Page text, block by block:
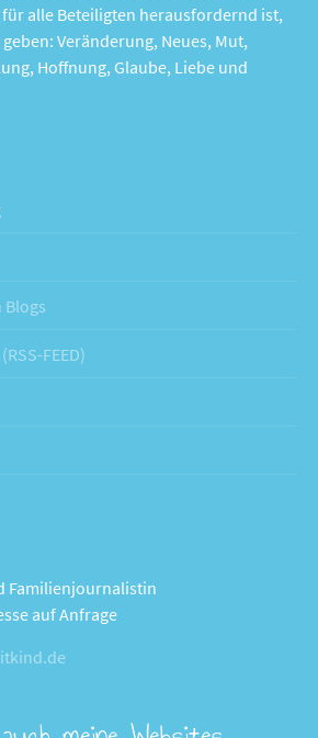
alle Beteiligten herausfordernd ist,
Veränderung, Neues, Mut,
Hoffnung, Glaube, Liebe und
Blogs
FEED)
Familienjournalistin
auf Anfrage